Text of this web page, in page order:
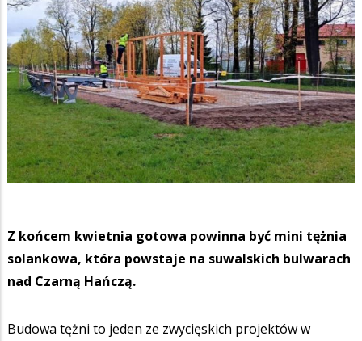
Z końcem kwietnia gotowa powinna być mini tężnia
solankowa, która powstaje na suwalskich bulwarach
nad Czarną Hańczą.
Budowa tężni to jeden ze zwycięskich projektów w